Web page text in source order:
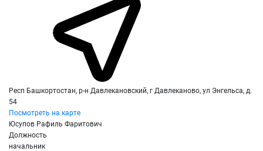
Респ Башкортостан, р-н Давлекановский, г Давлеканово, ул Энгельса, д.
54
Посмотреть на карте
Юсупов Рафиль Фаритович
Должность
начальник